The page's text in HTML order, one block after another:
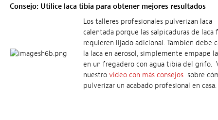
Consejo: Utilice laca tibia para obtener mejores resultados
Los talleres profesionales pulverizan laca
calentada porque las salpicaduras de laca
requieren lijado adicional. También debe
la laca en aerosol, simplemente empape
en un fregadero con agua tibia del grifo.
nuestro video con más consejos sobre
pulverizar un acabado profesional en casa.